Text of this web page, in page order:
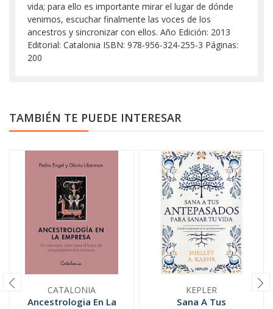
vida; para ello es importante mirar el lugar de dónde
venimos, escuchar finalmente las voces de los
ancestros y sincronizar con ellos. Año Edición: 2013
Editorial: Catalonia ISBN: 978-956-324-255-3 Páginas:
200
TAMBIÉN TE PUEDE INTERESAR
CATALONIA
Ancestrologia En La
KEPLER
Sana A Tus